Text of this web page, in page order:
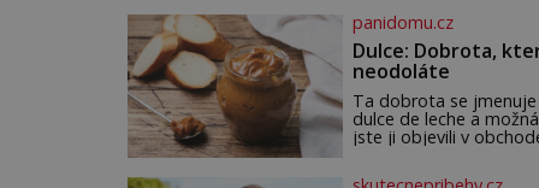
panidomu.cz
Dulce: Dobrota,
neodoláte
Ta dobrota se jmenuje
dulce de leche a
jste ji objevili v